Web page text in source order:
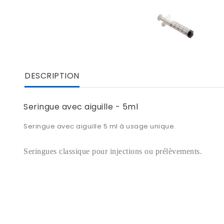
DESCRIPTION
Seringue avec aiguille - 5ml
Seringue avec aiguille 5 ml à usage unique.
Seringues classique pour injections ou prélèvements.